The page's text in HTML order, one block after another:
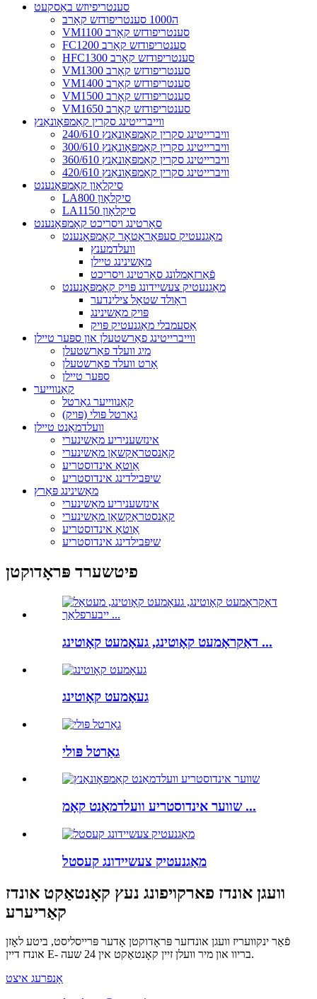
סענטריפיוזש באַסקעט
ה1000 סענטריפודזש קאָרב
VM1100 סענטריפודזש קאָרב
FC1200 סענטריפודזש קאָרב
HFC1300 סענטריפודזש קאָרב
VM1300 סענטריפודזש קאָרב
VM1400 סענטריפודזש קאָרב
VM1500 סענטריפודזש קאָרב
VM1650 סענטריפודזש קאָרב
ווייברייטינג סקרין קאַמפּאָונאַנץ
240/610 וויברייטינג סקרין קאַמפּאָונאַנץ
300/610 וויברייטינג סקרין קאַמפּאָונאַנץ
360/610 וויברייטינג סקרין קאַמפּאָונאַנץ
420/610 וויברייטינג סקרין קאַמפּאָונאַנץ
סיקלאָון קאָמפּאָנענט
LA800 סיקלאָון
LA1150 סיקלאָון
סאָרטינג ויסריכט קאָמפּאָנענט
מאַגנעטיק סעפּאַראַטאָר קאָמפּאָנענט
וועלדמענץ
מאַשינינג טיילן
פֿאַרזאַמלונג סאָרטינג ויסריכט
מאַגנעטיק צעשיידונג פּויק קאָמפּאָנענט
ראָולד שטאָל צילינדער
פּויק מאַשינינג
אַסעמבלי מאַגנעטיק פּויק
ווייברייטינג פאַרשטעלן און ספּער טיילן
מיג וועלד פאַרשטעלן
אָרט וועלד פאַרשטעלן
ספּער טיילן
קאַנווייער
קאַנווייער גאַרטל
גאַרטל פּולי (פּויק)
וועלדמאַנט טיילן
אינזשעניריע מאַשינערי
קאַנסטראַקשאַן מאַשינערי
אַוטאָ אינדוסטריע
שיפּבילדינג אינדוסטריע
מאַשינינג פּאַרץ
אינזשעניריע מאַשינערי
קאַנסטראַקשאַן מאַשינערי
אַוטאָ אינדוסטריע
שיפּבילדינג אינדוסטריע
פיטשערד פּראָדוקטן
דאַקראָמעט קאָוטינג, געאָמעט קאָוטינג ...
געאָמעט קאָוטינג
גאַרטל פּולי
שווער אינדוסטריע וועלדמאַנט קאָמ ...
מאַגנעטיק צעשיידונג קעסטל
וועגן אונדז פארקויפונג נעץ קאָנטאַקט אונדז
קאַריערע
פֿאַר ינקוועריז וועגן אונדזער פּראָדוקטן אָדער פּרייסליסט, ביטע לאָזן
אונדז דיין E- בריוו און מיר וועלן זיין קאָנטאַקט אין 24 שעה.
אָנפרעג איצט